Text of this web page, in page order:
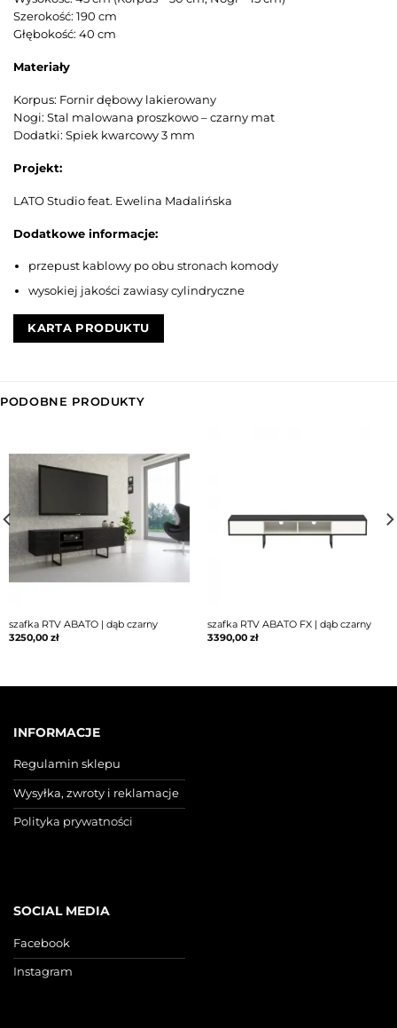
Szerokość: 190 cm
Głębokość: 40 cm
Materiały
Korpus: Fornir dębowy lakierowany
Nogi: Stal malowana proszkowo – czarny mat
Dodatki: Spiek kwarcowy 3 mm
Projekt:
LATO Studio feat. Ewelina Madalińska
Dodatkowe informacje:
przepust kablowy po obu stronach komody
wysokiej jakości zawiasy cylindryczne
KARTA PRODUKTU
PODOBNE PRODUKTY
szafka RTV ABATO | dąb czarny
3250,00 zł
szafka RTV ABATO FX | dąb czarny
3390,00 zł
INFORMACJE
Regulamin sklepu
Wysyłka, zwroty i reklamacje
Polityka prywatności
SOCIAL MEDIA
Facebook
Instagram